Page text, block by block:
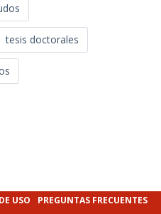
tesis doctorales
USO PREGUNTAS FRECUENTES